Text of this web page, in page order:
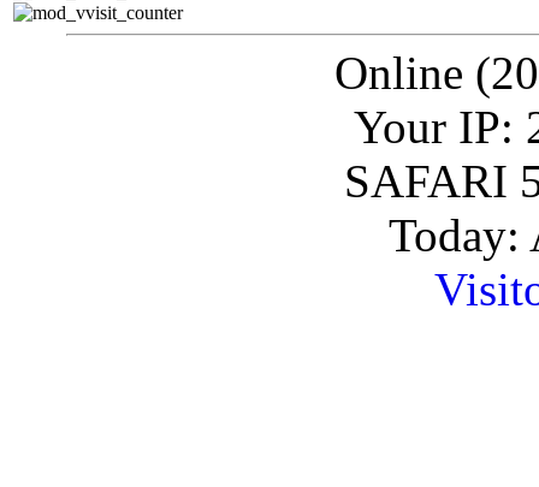
Online
Your IP:
SAFARI
Today: